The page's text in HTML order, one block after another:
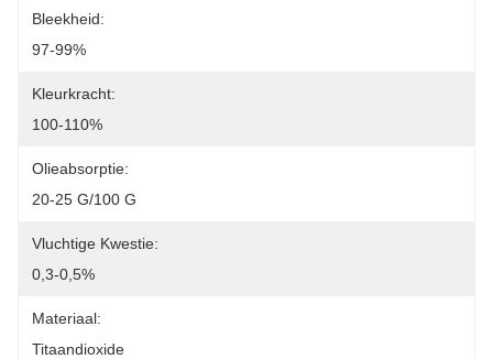
Bleekheid:
97-99%
Kleurkracht:
100-110%
Olieabsorptie:
20-25 G/100 G
Vluchtige Kwestie:
0,3-0,5%
Materiaal:
Titaandioxide